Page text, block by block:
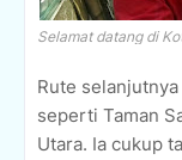
Selamat datang di
Rute
seperti Taman
Utara. Ia cukup